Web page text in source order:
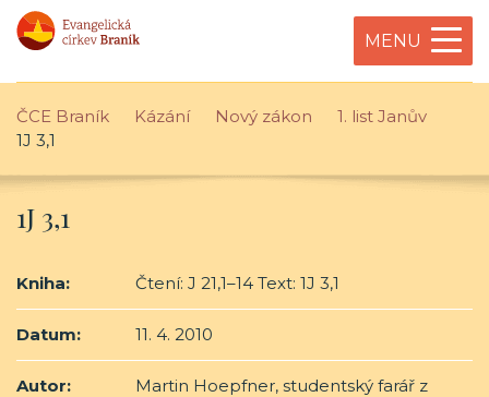
MENU
ČCE Braník Kázání Nový zákon
1. list Janův
1J 3,1
1J 3,1
Kniha: Čtení: J 21,1–14 Text: 1J 3,1
Datum: 11. 4. 2010
Autor:
Martin Hoepfner, studentský farář z